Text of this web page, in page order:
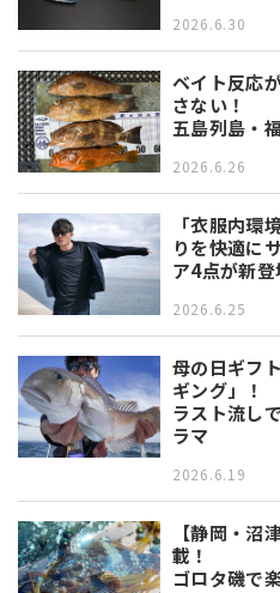
2026.6.30
ベイト反応
さない！
五島列島・
2026.6.26
「衣服内環
りを快適に
ア4点が新登
2026.6.25
母の日ギフ
ギング」！
ラスト流し
ラマ
2026.6.19
【静岡・沼
載！
ゴロタ磯で